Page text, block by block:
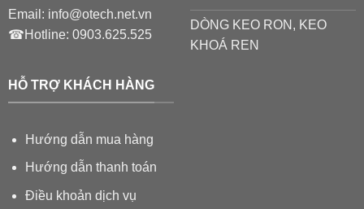
Email: info@otech.net.vn
☎Hotline: 0903.625.525
DÒNG KEO RON, KEO
KHOÁ REN
HỖ TRỢ KHÁCH HÀNG
Hướng dẫn mua hàng
Hướng dẫn thanh toán
Điều khoản dịch vụ